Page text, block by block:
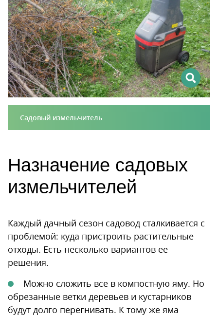
Садовый измельчитель
Назначение садовых
измельчителей
Каждый дачный сезон садовод сталкивается с
проблемой: куда пристроить растительные
отходы. Есть несколько вариантов ее
решения.
Можно сложить все в компостную яму. Но
обрезанные ветки деревьев и кустарников
будут долго перегнивать. К тому же яма